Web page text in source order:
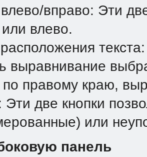
вправо: Эти
влево.
выравнивание
по правому краю,
Эти две кнопки
или
панель